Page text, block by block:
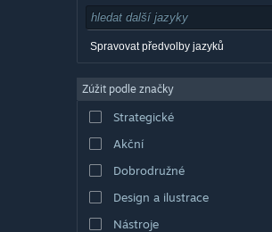
Spravovat předvolby jazyků
Zúžit podle značky
Strategické
Akční
Dobrodružné
Design a ilustrace
Nástroje